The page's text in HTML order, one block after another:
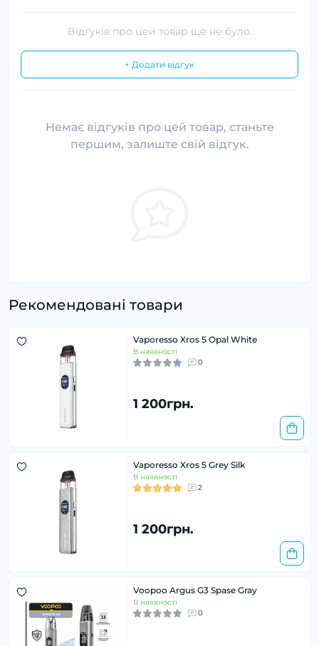
Відгуків про цей товар ще не було.
+ Додати відгук
Немає відгуків про цей товар, станьте
першим, залиште свій відгук.
Рекомендовані товари
Vaporesso Xros 5 Opal White
В наявності
0
1 200грн.
Vaporesso Xros 5 Grey Silk
В наявності
2
1 200грн.
Voopoo Argus G3 Spase Gray
В наявності
0